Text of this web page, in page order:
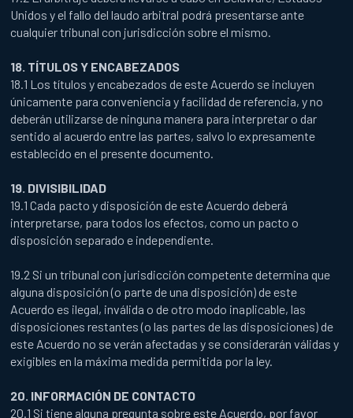
Unidos y el fallo del laudo arbitral podrá presentarse ante
cualquier tribunal con jurisdicción sobre el mismo.
18. TÍTULOS Y ENCABEZADOS
18.1 Los títulos y encabezados de este Acuerdo se incluyen
únicamente para conveniencia y facilidad de referencia, y no
deberán utilizarse de ninguna manera para interpretar o dar
sentido al acuerdo entre las partes, salvo lo expresamente
establecido en el presente documento.
19. DIVISIBILIDAD
19.1 Cada pacto y disposición de este Acuerdo deberá
interpretarse, para todos los efectos, como un pacto o
disposición separado e independiente.
19.2 Si un tribunal con jurisdicción competente determina que
alguna disposición (o parte de una disposición) de este
Acuerdo es ilegal, inválida o de otro modo inaplicable, las
disposiciones restantes (o las partes de las disposiciones) de
este Acuerdo no se verán afectadas y se considerarán válidas y
exigibles en la máxima medida permitida por la ley.
20. INFORMACIÓN DE CONTACTO
20.1 Si tiene alguna pregunta sobre este Acuerdo, por favor